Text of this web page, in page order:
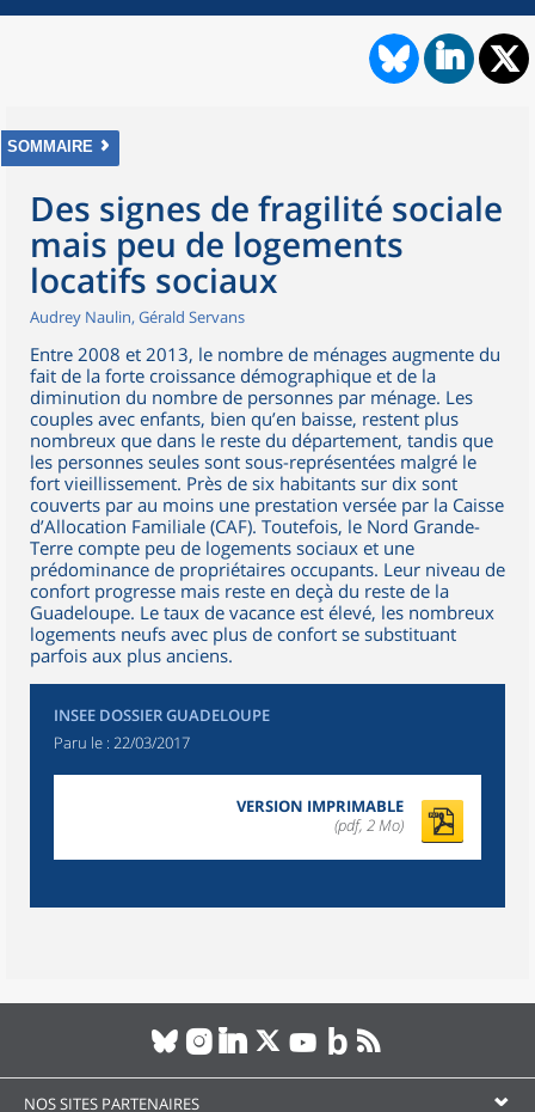
SOMMAIRE
Des signes de fragilité sociale
mais peu de logements
locatifs sociaux
Audrey Naulin, Gérald Servans
Entre 2008 et 2013, le nombre de ménages augmente du
fait de la forte croissance démographique et de la
diminution du nombre de personnes par ménage. Les
couples avec enfants, bien qu’en baisse, restent plus
nombreux que dans le reste du département, tandis que
les personnes seules sont sous-représentées malgré le
fort vieillissement. Près de six habitants sur dix sont
couverts par au moins une prestation versée par la Caisse
d’Allocation Familiale (CAF). Toutefois, le Nord Grande-
Terre compte peu de logements sociaux et une
prédominance de propriétaires occupants. Leur niveau de
confort progresse mais reste en deçà du reste de la
Guadeloupe. Le taux de vacance est élevé, les nombreux
logements neufs avec plus de confort se substituant
parfois aux plus anciens.
INSEE DOSSIER GUADELOUPE
Paru le : 22/03/2017
VERSION IMPRIMABLE
(pdf, 2 Mo)
NOS SITES PARTENAIRES